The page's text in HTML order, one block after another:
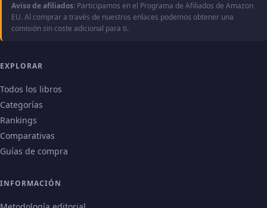
Aviso de afiliados: Participamos en el Programa de Afiliados de Amazon
EU. Al comprar a través de nuestros enlaces podemos obtener una
comisión sin coste adicional para ti.
EXPLORAR
Todos los libros
Categorías
Rankings
Comparativas
Guías de compra
INFORMACIÓN